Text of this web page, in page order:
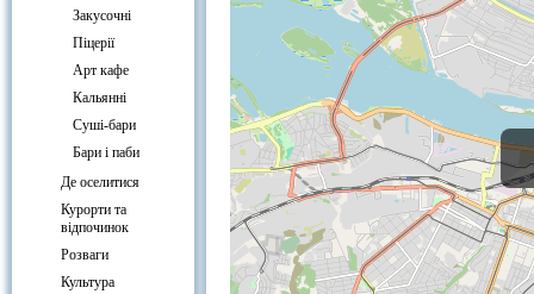
Закусочні
Піцерії
Арт кафе
Кальянні
Суші-бари
Бари і паби
Де оселитися
Курорти та
відпочинок
Розваги
Культура